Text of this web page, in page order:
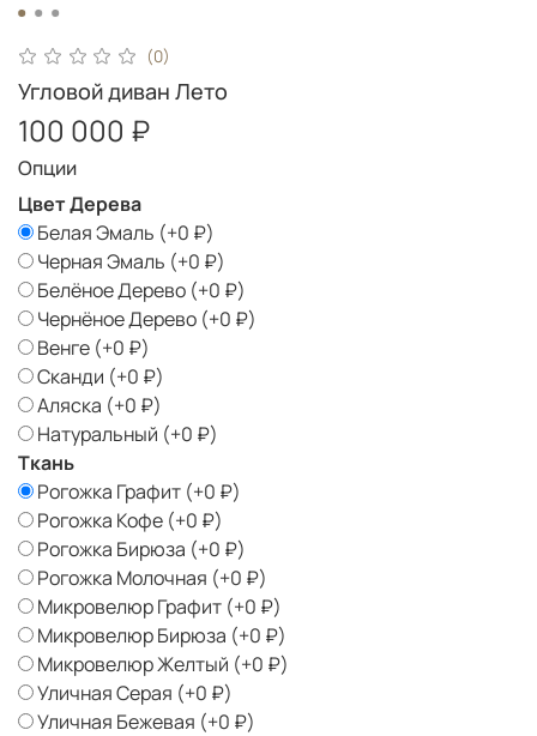
(0)
Угловой диван Лето
100 000 ₽
Опции
Цвет Дерева
Белая Эмаль (+0 ₽)
Черная Эмаль (+0 ₽)
Белёное Дерево (+0 ₽)
Чернёное Дерево (+0 ₽)
Венге (+0 ₽)
Сканди (+0 ₽)
Аляска (+0 ₽)
Натуральный (+0 ₽)
Ткань
Рогожка Графит (+0 ₽)
Рогожка Кофе (+0 ₽)
Рогожка Бирюза (+0 ₽)
Рогожка Молочная (+0 ₽)
Микровелюр Графит (+0 ₽)
Микровелюр Бирюза (+0 ₽)
Микровелюр Желтый (+0 ₽)
Уличная Серая (+0 ₽)
Уличная Бежевая (+0 ₽)